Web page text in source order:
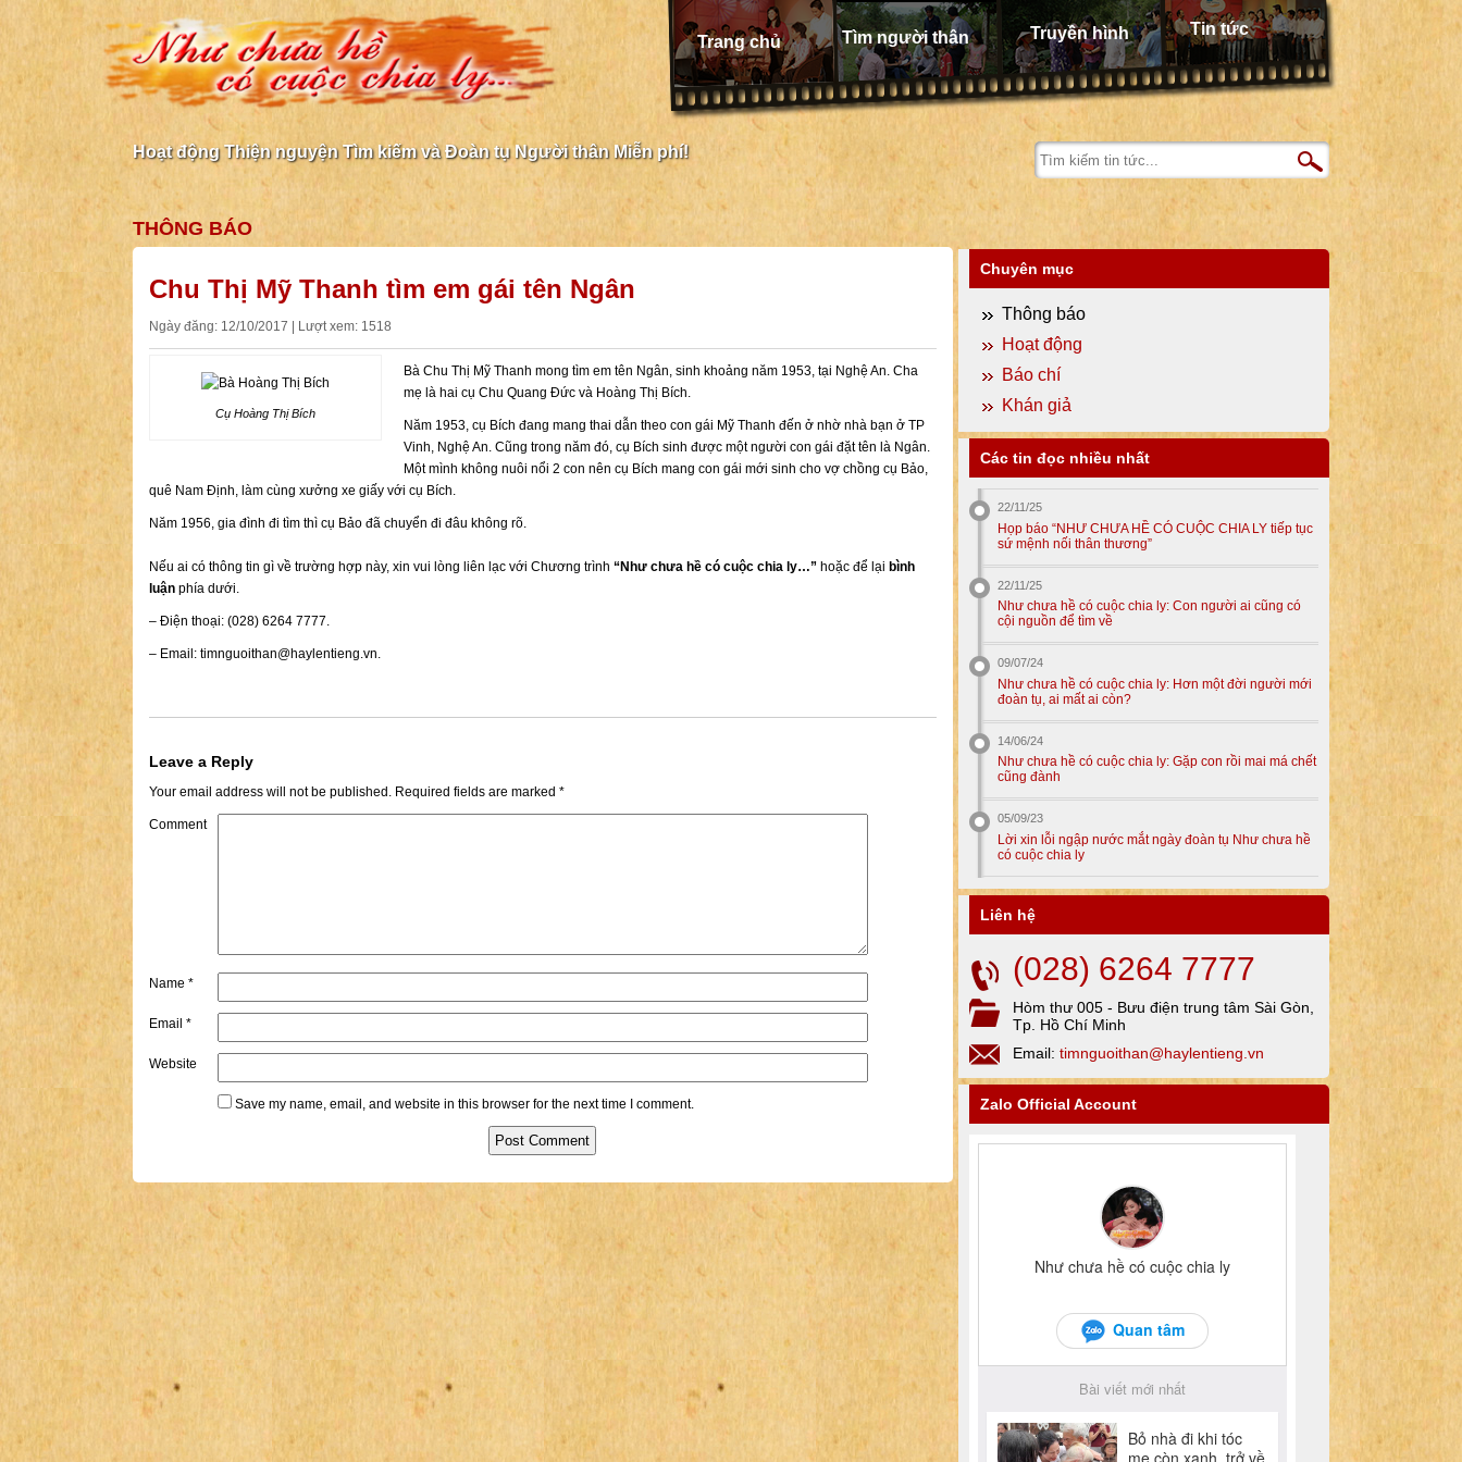
Trang chủ Tìm người thân Truyền hình Tin tức
Hoạt động Thiện nguyện Tìm kiếm và Đoàn tụ Người thân Miễn phí!
THÔNG BÁO
Chu Thị Mỹ Thanh tìm em gái tên Ngân
Ngày đăng: 12/10/2017 | Lượt xem: 1518
Cụ Hoàng Thị Bích
Bà Chu Thị Mỹ Thanh mong tìm em tên Ngân, sinh khoảng năm 1953, tại Nghệ An. Cha
mẹ là hai cụ Chu Quang Đức và Hoàng Thị Bích.
Năm 1953, cụ Bích đang mang thai dẫn theo con gái Mỹ Thanh đến ở nhờ nhà bạn ở TP
Vinh, Nghệ An. Cũng trong năm đó, cụ Bích sinh được một người con gái đặt tên là Ngân.
Một mình không nuôi nổi 2 con nên cụ Bích mang con gái mới sinh cho vợ chồng cụ Bảo,
quê Nam Định, làm cùng xưởng xe giấy với cụ Bích.
Năm 1956, gia đình đi tìm thì cụ Bảo đã chuyển đi đâu không rõ.
Nếu ai có thông tin gì về trường hợp này, xin vui lòng liên lạc với Chương trình “Như chưa hề có cuộc chia ly…” hoặc để lại bình
luận phía dưới.
– Điện thoại: (028) 6264 7777.
– Email: timnguoithan@haylentieng.vn.
Leave a Reply
Your email address will not be published. Required fields are marked *
Comment
Name *
Email *
Website
Save my name, email, and website in this browser for the next time I comment.
Chuyên mục
Thông báo
Hoạt động
Báo chí
Khán giả
Các tin đọc nhiều nhất
22/11/25
Họp báo “NHƯ CHƯA HỀ CÓ CUỘC CHIA LY tiếp tục
sứ mệnh nối thân thương”
22/11/25
Như chưa hề có cuộc chia ly: Con người ai cũng có
cội nguồn để tìm về
09/07/24
Như chưa hề có cuộc chia ly: Hơn một đời người mới
đoàn tụ, ai mất ai còn?
14/06/24
Như chưa hề có cuộc chia ly: Gặp con rồi mai má chết
cũng đành
05/09/23
Lời xin lỗi ngập nước mắt ngày đoàn tụ Như chưa hề
có cuộc chia ly
Liên hệ
(028) 6264 7777
Hòm thư 005 - Bưu điện trung tâm Sài Gòn,
Tp. Hồ Chí Minh
Email: timnguoithan@haylentieng.vn
Zalo Official Account